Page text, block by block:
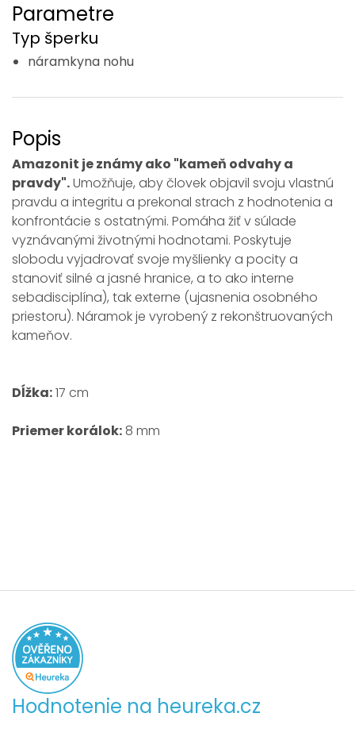
Parametre
Typ šperku
náramkyna nohu
Popis
Amazonit je známy ako "kameň odvahy a
pravdy".Umožňuje, aby človek objavil svoju vlastnú
pravdu a integritu a prekonal strach z hodnotenia a
konfrontácie s ostatnými. Pomáha žiť v súlade
vyznávanými životnými hodnotami. Poskytuje
slobodu vyjadrovať svoje myšlienky a pocity a
stanoviť silné a jasné hranice, a to ako interne
sebadisciplína), tak externe (ujasnenia osobného
priestoru). Náramok je vyrobený z rekonštruovaných
kameňov.
Dĺžka:17 cm
Priemer korálok: 8 mm
Hodnotenie na heureka.cz